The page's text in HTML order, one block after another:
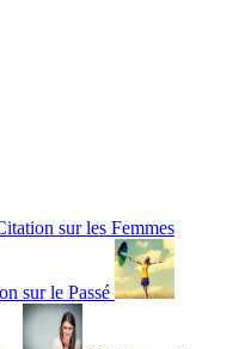
sur les Femmes
sur le Passé